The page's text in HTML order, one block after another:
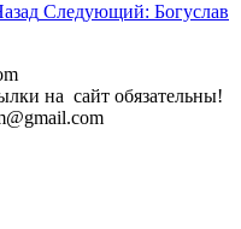
Следующий: Богуслав
на сайт обязательны!